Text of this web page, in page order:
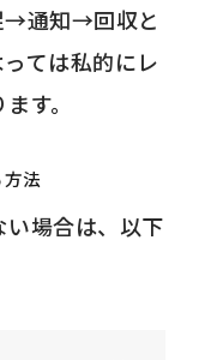
→通知→回収と
ては私的にレ
す。
法
い場合は、以下